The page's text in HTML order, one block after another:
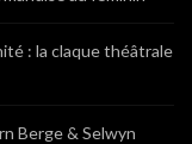
: la claque théâtrale
Berge & Selwyn